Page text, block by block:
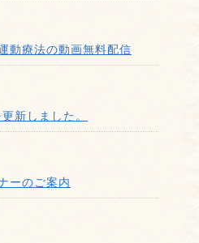
動療法の動画無料配信
新しました。
ーのご案内